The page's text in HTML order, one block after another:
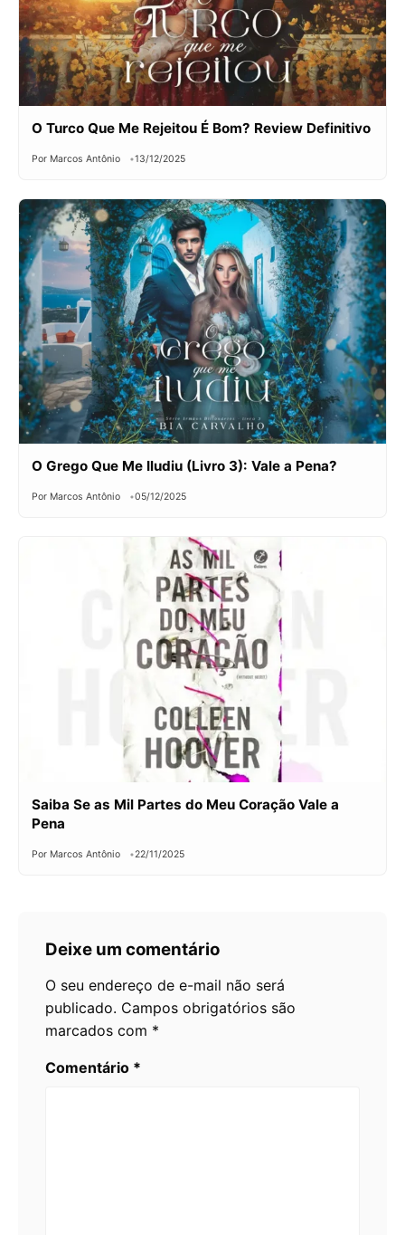
O Turco Que Me Rejeitou É Bom? Review Definitivo
Por Marcos Antônio 13/12/2025
O Grego Que Me Iludiu (Livro 3): Vale a Pena?
Por Marcos Antônio 05/12/2025
Saiba Se as Mil Partes do Meu Coração Vale a
Pena
Por Marcos Antônio 22/11/2025
Deixe um comentário
O seu endereço de e-mail não será
publicado. Campos obrigatórios são
marcados com *
Comentário *